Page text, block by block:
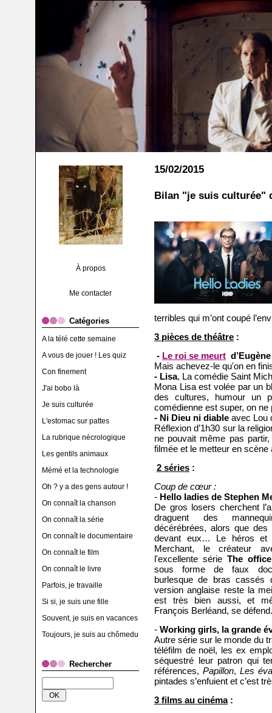
À propos
Me contacter
Catégories
A la télé cette semaine
A vous de jouer ! Les quiz
Con finement
J'ai bobo là
Je suis culturée
L'estomac sur pattes
La rubrique nécrologique
Les gentils animaux
Mémé et la technologie
Oh ? y a des gens autour !
On connaît la chanson
On connaît la série
On connaît le documentaire
On connaît le film
On connaît le livre
Parfois, je travaille
Si si, je suis une fille
Souvent, je suis en vacances
Toujours, je suis au chômedu
Rechercher
15/02/2015
Bilan "je suis culturée"
terribles qui m’ont coupé
3 pièces de théâtre :
- Le roi se meurt
Mais achevez-le qu'on en
- Lisa, La comédie Saint
Mona Lisa est volée par un
des cultures, humour un
comédienne est super, on
- Ni Dieu ni diable avec Lou
Réflexion d’1h30 sur la
ne pouvait même pas
filmée et le metteur en
2 séries :
Coup de cœur :
- Hello ladies de Stephen
De gros losers cherchent
draguent des
décérébrées, alors que
devant eux… Le héros et
Merchant, le créateur
l'excellente série The office
sous forme de faux
burlesque de bras cassés
version anglaise reste la
est très bien aussi, et
François Berléand, se
- Working girls, la grande
Autre série sur le monde du
téléfilm de noël, les ex
séquestré leur patron qui
références,Papillon,Les
pintades s’enfuient et c’est
3 films au cinéma: